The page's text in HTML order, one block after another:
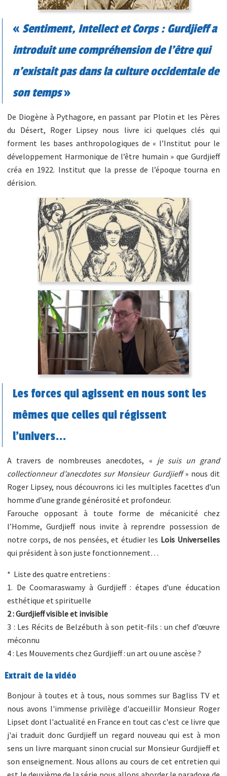
« Sentiment, Intellect et Corps : Gurdjieff a
introduit une compréhension de l’être qui
n’existait pas dans la culture occidentale de
son temps»
De Diogène à Pythagore, en passant par Plotin et les Pères
du Désert, Roger Lipsey nous livre ici quelques clés qui
forment les bases anthropologiques de « l’Institut pour le
développement Harmonique de l’être humain » que Gurdjieff
créa en 1922. Institut que la presse de l’époque tourna en
dérision.
Les forces qui agissent en nous sont les
mêmes que celles qui régissent
l’univers...
A travers de nombreuses anecdotes, « je suis un grand
collectionneur d’anecdotes sur Monsieur Gurdjieff» nous dit
Roger Lipsey, nous découvrons ici les multiples facettes d’un
homme d’une grande générosité et profondeur.
Farouche opposant à toute forme de mécanicité chez
l’Homme, Gurdjieff nous invite à reprendre possession de
notre corps, de nos pensées, et étudier les Lois Universelles
qui président à son juste fonctionnement…
* Liste des quatre entretiens :
1. De Coomaraswamy à Gurdjieff : étapes d’une éducation
esthétique et spirituelle
2 : Gurdjieff visible et invisible
3 : Les Récits de Belzébuth à son petit-fils : un chef d’œuvre
méconnu
4 : Les Mouvements chez Gurdjieff : un art ou une ascèse ?
Extrait de la vidéo
Bonjour à toutes et à tous, nous sommes sur Bagliss TV et
nous avons l'immense privilège d'accueillir Monsieur Roger
Lipset dont l'actualité en France en tout cas c'est ce livre que
j'ai traduit donc Gurdjieff un regard nouveau qui est à mon
sens un livre marquant sinon crucial sur Monsieur Gurdjieff et
son enseignement. Nous allons au cours de cet entretien qui